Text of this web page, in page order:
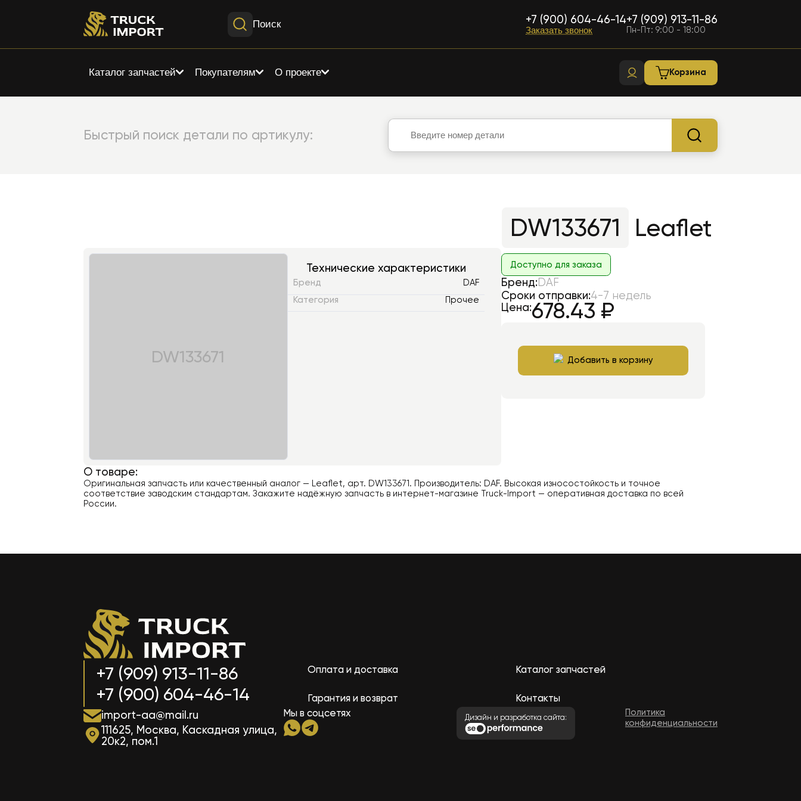
Поиск +7 (900) 604-46-14
Заказать звонок
+7 (909) 913-11-86
Пн-Пт: 9:00 - 18:00
Каталог запчастей Покупателям О проекте Корзина
Быстрый поиск детали по артикулу:
Leaflet
DW133671
DW133671
Технические характеристики
Бренд
DAF
Категория
Прочее
Доступно для заказа
Бренд:DAF
Сроки отправки:4-7 недель
Цена:678.43 ₽
Добавить в корзину
О товаре:
Оригинальная запчасть или качественный аналог — Leaflet, арт. DW133671. Производитель: DAF. Высокая износостойкость и точное
соответствие заводским стандартам. Закажите надёжную запчасть в интернет-магазине Truck-Import — оперативная доставка по всей
России.
+7 (909) 913-11-86
+7 (900) 604-46-14
Оплата и доставка
Гарантия и возврат
Каталог запчастей
Контакты
import-aa@mail.ru
111625, Москва, Каскадная улица,
20к2, пом.1
Мы в соцсетях Дизайн и разработка сайта:
Политика
конфиденциальности